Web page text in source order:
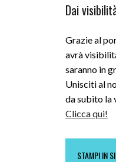
Dai
Grazie al
avrà
saranno in
Unisciti al
da subito la
Clicca qui!
STAMPI IN